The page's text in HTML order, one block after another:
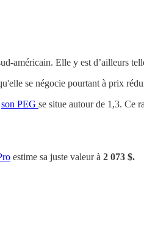
américain. Elle y est d’ailleurs
se négocie pourtant à prix
son PEG se situe autour de 1,3. Ce
estime sa juste valeur à 2 073 $.